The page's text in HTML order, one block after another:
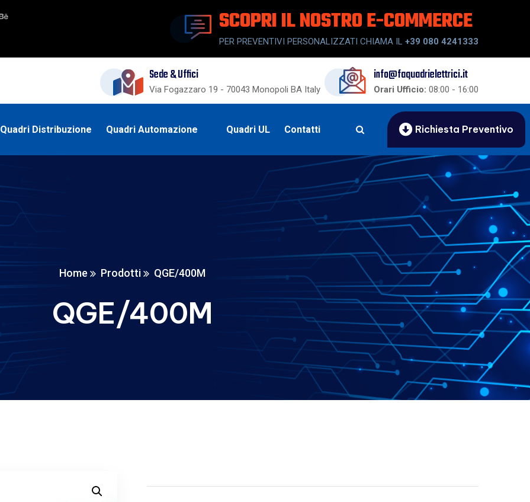
SCOPRI IL NOSTRO E-COMMERCE
PER PREVENTIVI PERSONALIZZATI CHIAMA IL +39 080 4241333
Sede & Uffici
Via Fogazzaro 19 - 70043 Monopoli BA Italy
info@faquadrielettrici.it
Orari Ufficio: 08:00 - 16:00
Quadri Distribuzione Quadri Automazione Quadri UL Contatti Richiesta Preventivo
Home Prodotti QGE/400M
QGE/400M